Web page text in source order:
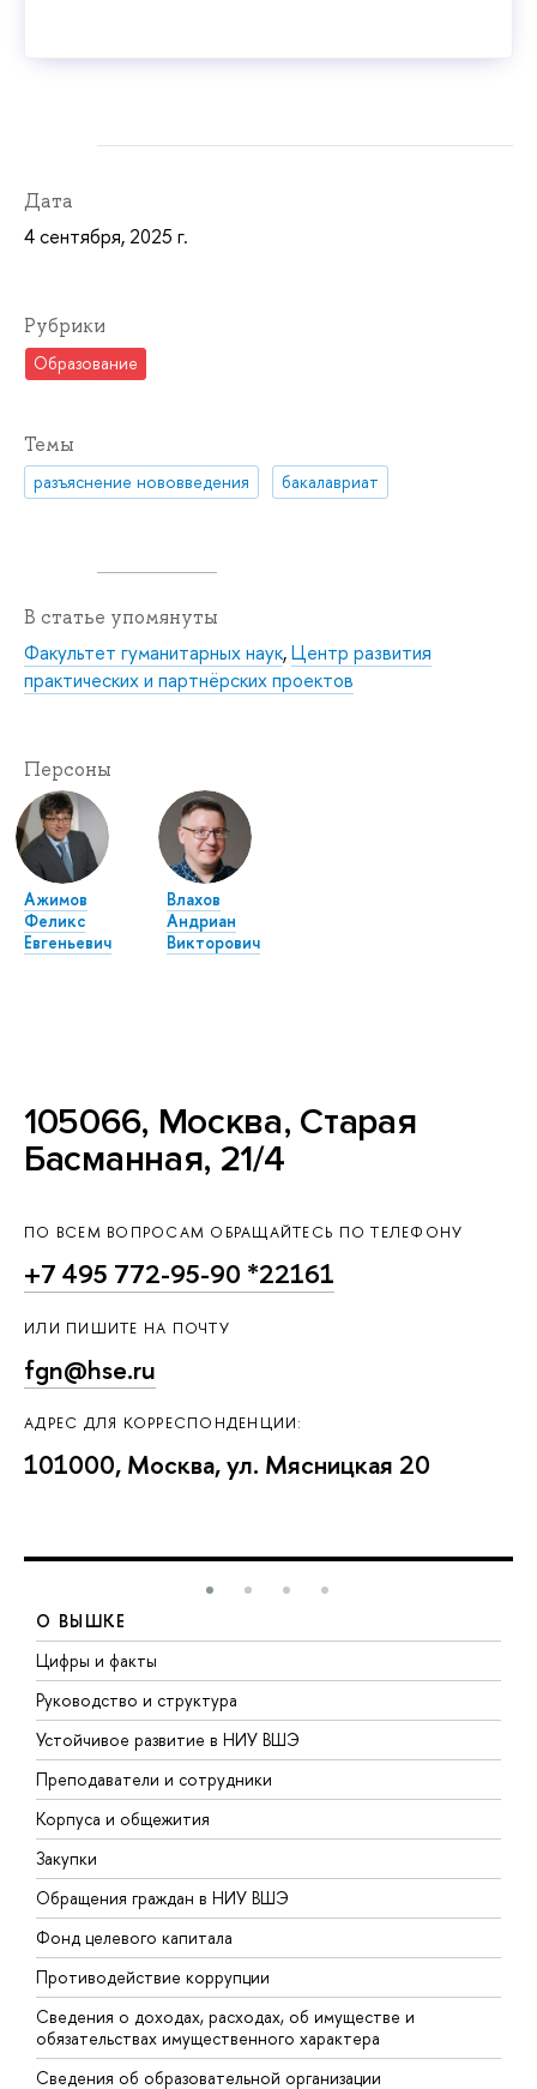
Дата
4 сентября, 2025 г.
Рубрики
Образование
Темы
разъяснение нововведения бакалавриат
В статье упомянуты
Факультет гуманитарных наук,Центр развития
практических и партнёрских проектов
Персоны
Ажимов
Феликс
Евгеньевич
Влахов
Андриан
Викторович
105066, Москва, Старая
Басманная, 21/4
ПО ВСЕМ ВОПРОСАМ ОБРАЩАЙТЕСЬ ПО ТЕЛЕФОНУ
+7 495 772-95-90 *22161
ИЛИ ПИШИТЕ НА ПОЧТУ
fgn@hse.ru
АДРЕС ДЛЯ КОРРЕСПОНДЕНЦИИ:
101000, Москва, ул. Мясницкая 20
О ВЫШКЕ
Цифры и факты
Руководство и структура
Устойчивое развитие в НИУ ВШЭ
Преподаватели и сотрудники
Корпуса и общежития
Закупки
Обращения граждан в НИУ ВШЭ
Фонд целевого капитала
Противодействие коррупции
Сведения о доходах, расходах, об имуществе и
обязательствах имущественного характера
Сведения об образовательной организации